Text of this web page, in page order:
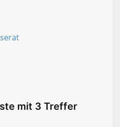
mit 3 Treffer